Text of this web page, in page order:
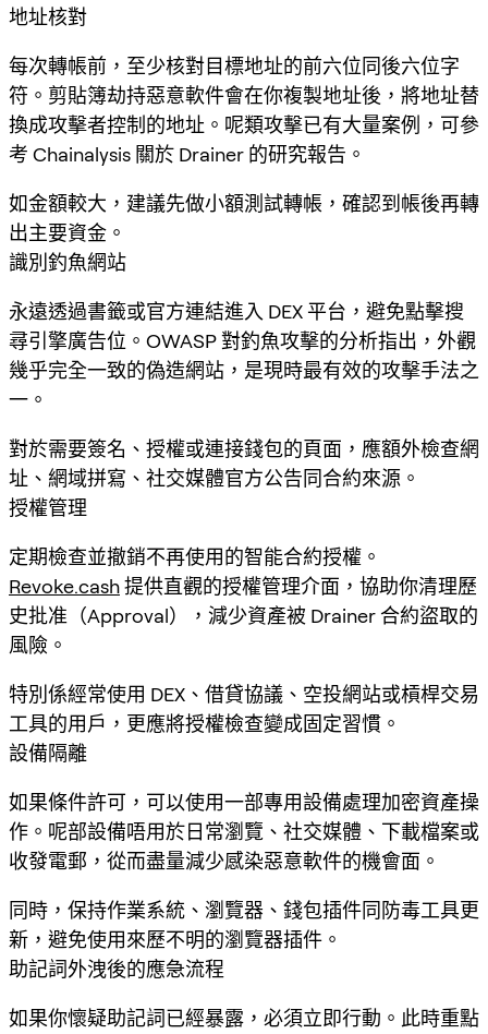
地址核對
每次轉帳前，至少核對目標地址的前六位同後六位字
符。剪貼簿劫持惡意軟件會在你複製地址後，將地址替
換成攻擊者控制的地址。呢類攻擊已有大量案例，可參
考 Chainalysis 關於 Drainer 的研究報告。
如金額較大，建議先做小額測試轉帳，確認到帳後再轉
出主要資金。
識別釣魚網站
永遠透過書籤或官方連結進入 DEX 平台，避免點擊搜
尋引擎廣告位。OWASP 對釣魚攻擊的分析指出，外觀
幾乎完全一致的偽造網站，是現時最有效的攻擊手法之
一。
對於需要簽名、授權或連接錢包的頁面，應額外檢查網
址、網域拼寫、社交媒體官方公告同合約來源。
授權管理
定期檢查並撤銷不再使用的智能合約授權。
Revoke.cash提供直觀的授權管理介面，協助你清理歷
史批准（Approval），減少資產被 Drainer 合約盜取的
風險。
特別係經常使用 DEX、借貸協議、空投網站或槓桿交易
工具的用戶，更應將授權檢查變成固定習慣。
設備隔離
如果條件許可，可以使用一部專用設備處理加密資產操
作。呢部設備唔用於日常瀏覽、社交媒體、下載檔案或
收發電郵，從而盡量減少感染惡意軟件的機會面。
同時，保持作業系統、瀏覽器、錢包插件同防毒工具更
新，避免使用來歷不明的瀏覽器插件。
助記詞外洩後的應急流程
如果你懷疑助記詞已經暴露，必須立即行動。此時重點